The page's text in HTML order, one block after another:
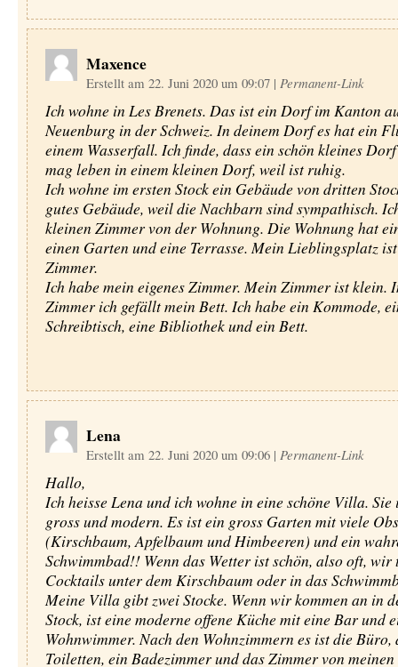
Maxence
Erstellt am 22. Juni 2020 um 09:07 | Permanent-Link
Ich wohne in Les Brenets. Das ist ein Dorf im Kanton
Neuenburg in der Schweiz. In deinem Dorf es hat ein
einem Wasserfall. Ich finde, dass ein schön kleines
mag leben in einem kleinen Dorf, weil ist ruhig.
Ich wohne im ersten Stock ein Gebäude von dritten
gutes Gebäude, weil die Nachbarn sind sympathisch.
kleinen Zimmer von der Wohnung. Die Wohnung hat
einen Garten und eine Terrasse. Mein Lieblingsplatz
Zimmer.
Ich habe mein eigenes Zimmer. Mein Zimmer ist klein.
Zimmer ich gefällt mein Bett. Ich habe ein Kommode,
Schreibtisch, eine Bibliothek und ein Bett.
Lena
Erstellt am 22. Juni 2020 um 09:06 | Permanent-Link
Hallo,
Ich heisse Lena und ich wohne in eine schöne Villa. Sie
gross und modern. Es ist ein gross Garten mit viele
(Kirschbaum, Apfelbaum und Himbeeren) und ein
Schwimmbad!! Wenn das Wetter ist schön, also oft, wir
Cocktails unter dem Kirschbaum oder in das
Meine Villa gibt zwei Stocke. Wenn wir kommen an in
Stock, ist eine moderne offene Küche mit eine Bar und
Wohnwimmer. Nach den Wohnzimmern es ist die Büro,
Toiletten, ein Badezimmer und das Zimmer von